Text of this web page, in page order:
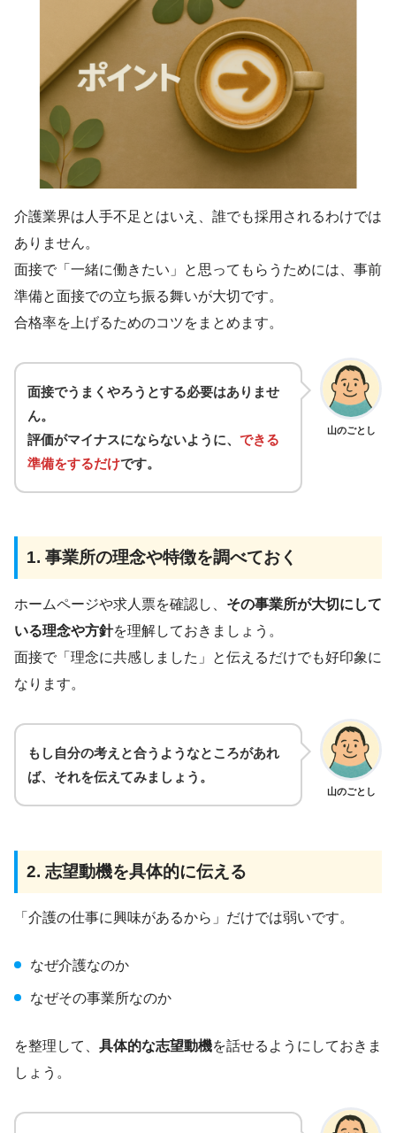
介護業界は人手不足とはいえ、誰でも採用されるわけでは
ありません。
面接で「一緒に働きたい」と思ってもらうためには、事前
準備と面接での立ち振る舞いが大切です。
合格率を上げるためのコツをまとめます。
山のごとし
面接でうまくやろうとする必要はありませ
ん。
評価がマイナスにならないように、 できる
準備をするだけです。
1. 事業所の理念や特徴を調べておく
ホームページや求人票を確認し、 その事業所が大切にして
いる理念や方針を理解しておきましょう。
面接で「理念に共感しました」と伝えるだけでも好印象に
なります。
山のごとし
もし自分の考えと合うようなところがあれ
ば、それを伝えてみましょう。
2. 志望動機を具体的に伝える
「介護の仕事に興味があるから」だけでは弱いです。
なぜ介護なのか
なぜその事業所なのか
を整理して、 具体的な志望動機を話せるようにしておきま
しょう。